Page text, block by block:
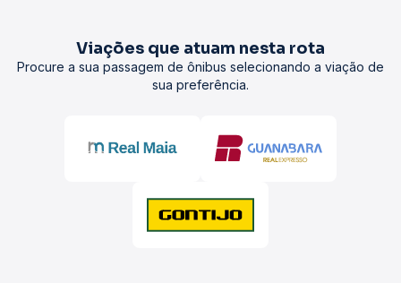
Viações que atuam nesta rota
Procure a sua passagem de ônibus selecionando a viação de
sua preferência.